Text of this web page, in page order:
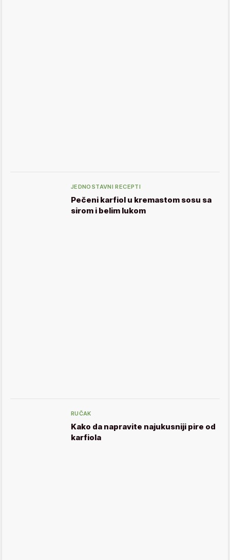
JEDNOSTAVNI RECEPTI
Pečeni karfiol u kremastom sosu sa
sirom i belim lukom
RUČAK
Kako da napravite najukusniji pire od
karfiola